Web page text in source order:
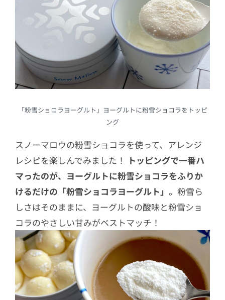
「粉雪ショコラヨーグルト」ヨーグルトに粉雪ショコラをトッピ
ング
スノーマロウの粉雪ショコラを使って、アレンジ
レシピを楽しんでみました！
トッピングで一番ハ
マったのが、ヨーグルトに粉雪ショコラをふりか
けるだけの「粉雪ショコラヨーグルト」 。粉雪ら
しさはそのままに、ヨーグルトの酸味と粉雪ショ
コラのやさしい甘みがベストマッチ！